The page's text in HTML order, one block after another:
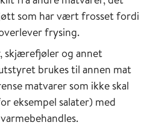
som har vært frosset fordi
frysing.
skjærefjøler og annet
brukes til annen mat
matvarer som ikke skal
eksempel salater) med